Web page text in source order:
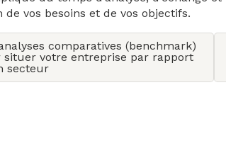
de vos besoins et de vos objectifs.
comparatives (benchmark)
situer votre entreprise par rapport
secteur